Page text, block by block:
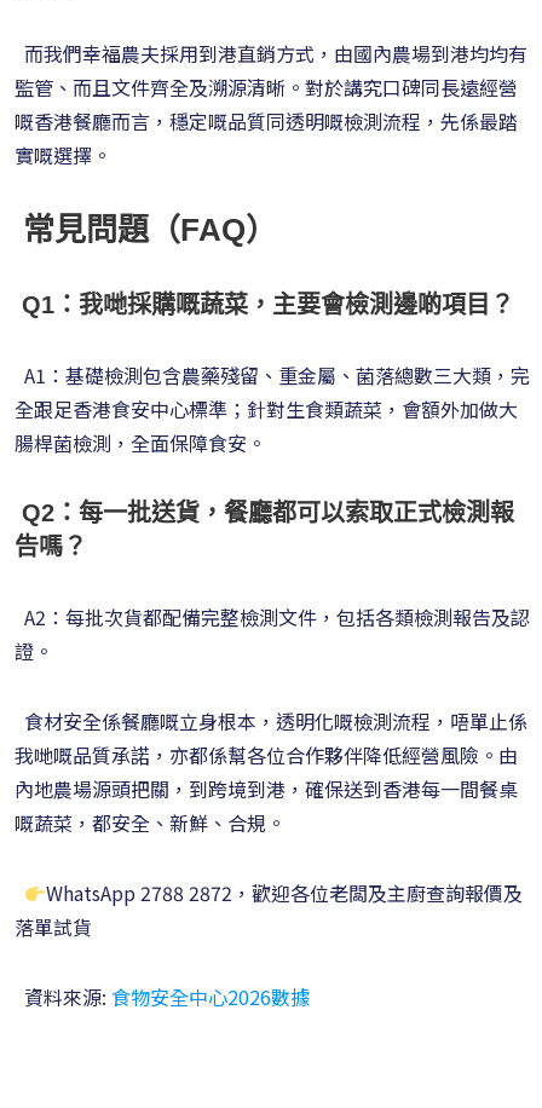
而我們幸福農夫採用到港直銷方式，由國內農場到港均均有
監管、而且文件齊全及溯源清晰。對於講究口碑同長遠經營
嘅香港餐廳而言，穩定嘅品質同透明嘅檢測流程，先係最踏
實嘅選擇。
常見問題（FAQ）
Q1：我哋採購嘅蔬菜，主要會檢測邊啲項目？
A1：基礎檢測包含農藥殘留、重金屬、菌落總數三大類，完
全跟足香港食安中心標準；針對生食類蔬菜，會額外加做大
腸桿菌檢測，全面保障食安。
Q2：每一批送貨，餐廳都可以索取正式檢測報
告嗎？
A2：每批次貨都配備完整檢測文件，包括各類檢測報告及認
證。
食材安全係餐廳嘅立身根本，透明化嘅檢測流程，唔單止係
我哋嘅品質承諾，亦都係幫各位合作夥伴降低經營風險。由
內地農場源頭把關，到跨境到港，確保送到香港每一間餐桌
嘅蔬菜，都安全、新鮮、合規。
WhatsApp 2788 2872，歡迎各位老闆及主廚查詢報價及
落單試貨
資料來源: 食物安全中心2026數據